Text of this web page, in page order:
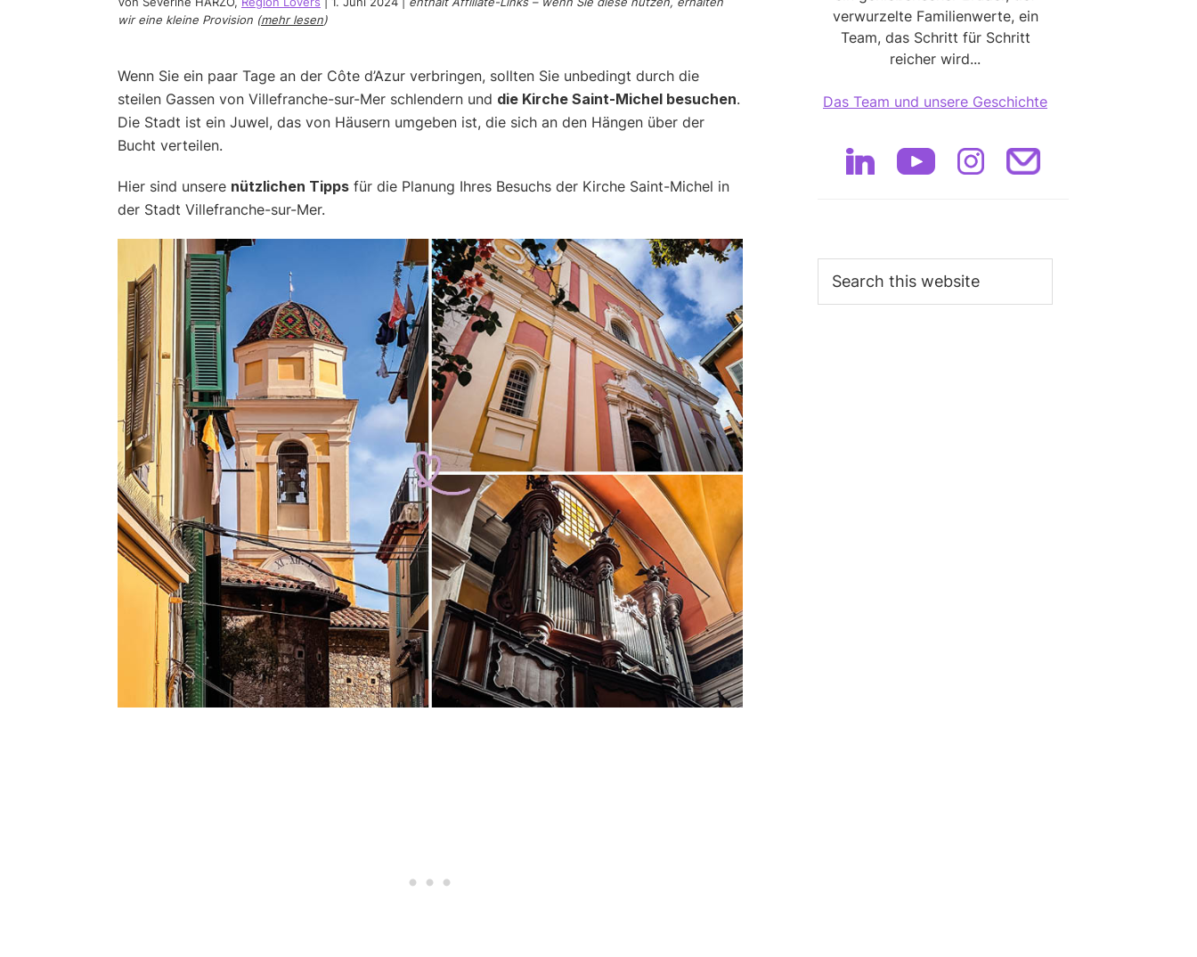
wir eine kleine Provision (mehr lesen)
Wenn Sie ein paar Tage an der Côte d’Azur verbringen, sollten Sie unbedingt durch die
steilen Gassen von Villefranche-sur-Mer schlendern und die Kirche Saint-Michel besuchen.
Die Stadt ist ein Juwel, das von Häusern umgeben ist, die sich an den Hängen über der
Bucht verteilen.
Hier sind unsere nützlichen Tipps für die Planung Ihres Besuchs der Kirche Saint-Michel in
der Stadt Villefranche-sur-Mer.
verwurzelte Familienwerte, ein
Team, das Schritt für Schritt
reicher wird...
Das Team und unsere Geschichte
this